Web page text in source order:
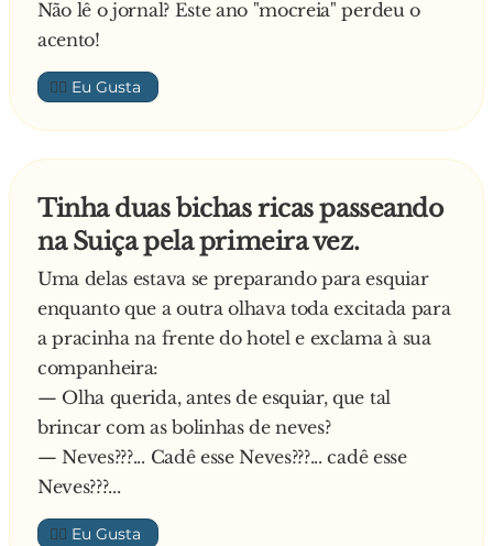
Não lê o jornal? Este ano "mocreia" perdeu o
acento!
👍🏼
Tinha duas bichas ricas passeando
na Suiça pela primeira vez.
Uma delas estava se preparando para esquiar
enquanto que a outra olhava toda excitada para
a pracinha na frente do hotel e exclama à sua
companheira:
— Olha querida, antes de esquiar, que tal
brincar com as bolinhas de neves?
— Neves???... Cadê esse Neves???... cadê esse
Neves???...
👍🏼